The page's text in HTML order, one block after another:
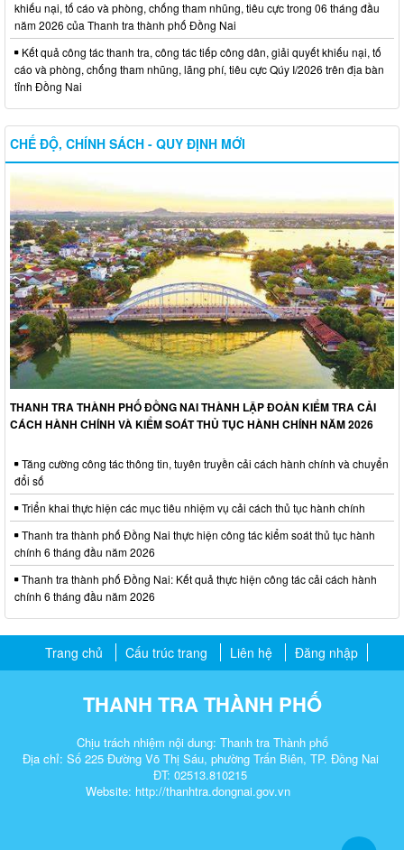
khiếu nại, tố cáo và phòng, chống tham nhũng, tiêu cực trong 06 tháng đầu
năm 2026 của Thanh tra thành phố Đồng Nai
Kết quả công tác thanh tra, công tác tiếp công dân, giải quyết khiếu nại, tố
cáo và phòng, chống tham nhũng, lãng phí, tiêu cực Qúy I/2026 trên địa bàn
tỉnh Đồng Nai
CHẾ ĐỘ, CHÍNH SÁCH - QUY ĐỊNH MỚI
THANH TRA THÀNH PHỐ ĐỒNG NAI THÀNH LẬP ĐOÀN KIỂM TRA CẢI
CÁCH HÀNH CHÍNH VÀ KIỂM SOÁT THỦ TỤC HÀNH CHÍNH NĂM 2026
Tăng cường công tác thông tin, tuyên truyền cải cách hành chính và chuyển
đổi số
Triển khai thực hiện các mục tiêu nhiệm vụ cải cách thủ tục hành chính
Thanh tra thành phố Đồng Nai thực hiện công tác kiểm soát thủ tục hành
chính 6 tháng đầu năm 2026
Thanh tra thành phố Đồng Nai: Kết quả thực hiện công tác cải cách hành
chính 6 tháng đầu năm 2026
Trang chủ Cấu trúc trang Liên hệ Đăng nhập
THANH TRA THÀNH PHỐ
Chịu trách nhiệm nội dung: Thanh tra Thành phố
Địa chỉ: Số 225 Đường Võ Thị Sáu, phường Trấn Biên, TP. Đồng Nai
ĐT: 02513.810215
Website: http://thanhtra.dongnai.gov.vn